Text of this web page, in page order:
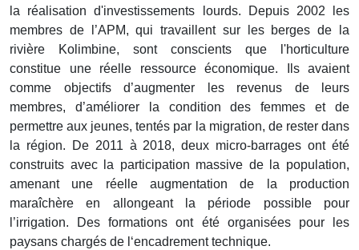
la réalisation d'investissements lourds. Depuis 2002 les
membres de l’APM, qui travaillent sur les berges de la
rivière Kolimbine, sont conscients que l'horticulture
constitue une réelle ressource économique. Ils avaient
comme objectifs d’augmenter les revenus de leurs
membres, d’améliorer la condition des femmes et de
permettre aux jeunes, tentés par la migration, de rester dans
la région. De 2011 à 2018, deux micro-barrages ont été
construits avec la participation massive de la population,
amenant une réelle augmentation de la production
maraîchère en allongeant la période possible pour
l’irrigation. Des formations ont été organisées pour les
paysans chargés de l‘encadrement technique.